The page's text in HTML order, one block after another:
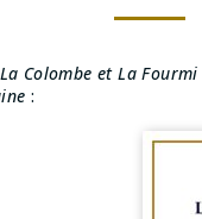
La Colombe et La Fourmi
: